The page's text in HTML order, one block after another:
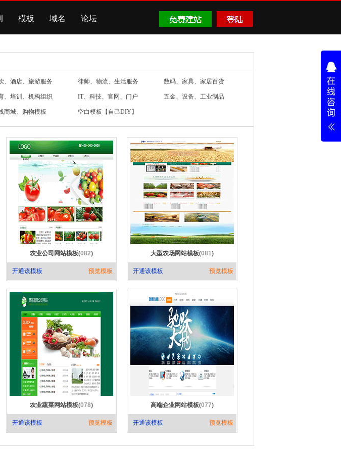
模板 域名 论坛
、酒店、旅游服务 律师、物流、生活服务 数码、家具、家居百货
、培训、机构组织 IT、科技、官网、门户 五金、设备、工业制品
商城、购物模板 空白模板【自己DIY】
农业公司网站模板(082)
开通该模板 预览模板
大型农场网站模板(081)
开通该模板 预览模板
农业蔬菜网站模板(078)
开通该模板 预览模板
高端企业网站模板(077)
开通该模板 预览模板